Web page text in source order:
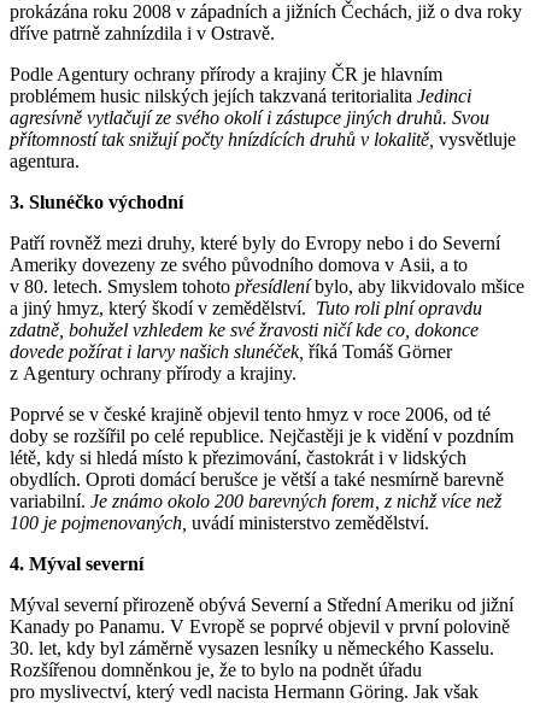
prokázána roku 2008 v západních a jižních Čechách, již o dva roky
dříve patrně zahnízdila i v Ostravě.
Podle Agentury ochrany přírody a krajiny ČR je hlavním
problémem husic nilských jejích takzvaná teritorialita Jedinci
agresívně vytlačují ze svého okolí i zástupce jiných druhů. Svou
přítomností tak snižují počty hnízdících druhů v lokalitě, vysvětluje
agentura.
3. Slunéčko východní
Patří rovněž mezi druhy, které byly do Evropy nebo i do Severní
Ameriky dovezeny ze svého původního domova v Asii, a to
v 80. letech. Smyslem tohoto přesídleníbylo, aby likvidovalo mšice
a jiný hmyz, který škodí v zemědělství. Tuto roli plní opravdu
zdatně, bohužel vzhledem ke své žravosti ničí kde co, dokonce
dovede požírat i larvy našich slunéček, říká Tomáš Görner
z Agentury ochrany přírody a krajiny.
Poprvé se v české krajině objevil tento hmyz v roce 2006, od té
doby se rozšířil po celé republice. Nejčastěji je k vidění v pozdním
létě, kdy si hledá místo k přezimování, častokrát i v lidských
obydlích. Oproti domácí berušce je větší a také nesmírně barevně
variabilní. Je známo okolo 200 barevných forem, z nichž více než
100 je pojmenovaných, uvádí ministerstvo zemědělství.
4. Mýval severní
Mýval severní přirozeně obývá Severní a Střední Ameriku od jižní
Kanady po Panamu. V Evropě se poprvé objevil v první polovině
30. let, kdy byl záměrně vysazen lesníky u německého Kasselu.
Rozšířenou domněnkou je, že to bylo na podnět úřadu
pro myslivectví, který vedl nacista Hermann Göring. Jak však